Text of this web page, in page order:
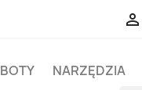

NARZĘDZIA